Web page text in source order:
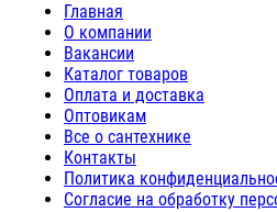
Главная
О компании
Вакансии
Каталог товаров
Оплата и доставка
Оптовикам
Все о сантехнике
Контакты
Политика
Согласие на обработку